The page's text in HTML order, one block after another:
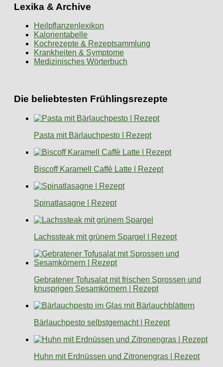
Lexika & Archive
Heilpflanzenlexikon
Kalorientabelle
Kochrezepte & Rezeptsammlung
Krankheiten & Symptome
Medizinisches Wörterbuch
Die beliebtesten Frühlingsrezepte
Pasta mit Bärlauchpesto | Rezept
Biscoff Karamell Caffè Latte | Rezept
Spinatlasagne | Rezept
Lachssteak mit grünem Spargel | Rezept
Gebratener Tofusalat mit frischen Sprossen und
knusprigen Sesamkörnern | Rezept
Bärlauchpesto selbstgemacht | Rezept
Huhn mit Erdnüssen und Zitronengras | Rezept